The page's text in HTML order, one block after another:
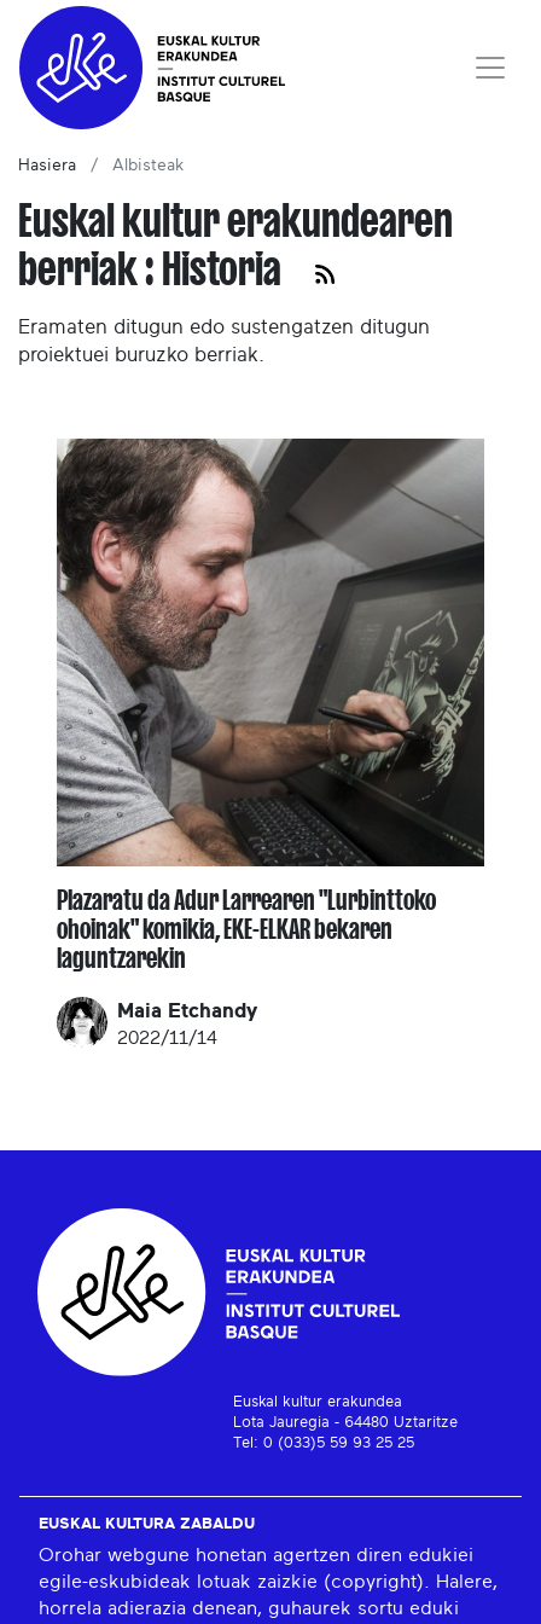
Hasiera Albisteak
Euskal kultur erakundearen
berriak : Historia
Eramaten ditugun edo sustengatzen ditugun
proiektuei buruzko berriak.
Plazaratu da Adur Larrearen "Lurbinttoko
ohoinak" komikia, EKE-ELKAR bekaren
laguntzarekin
Maia Etchandy
2022/11/14
Euskal kultur erakundea
Lota Jauregia - 64480 Uztaritze
Tel: 0 (033)5 59 93 25 25
EUSKAL KULTURA ZABALDU
Orohar webgune honetan agertzen diren edukiei
egile-eskubideak lotuak zaizkie (copyright). Halere,
horrela adierazia denean, guhaurek sortu eduki